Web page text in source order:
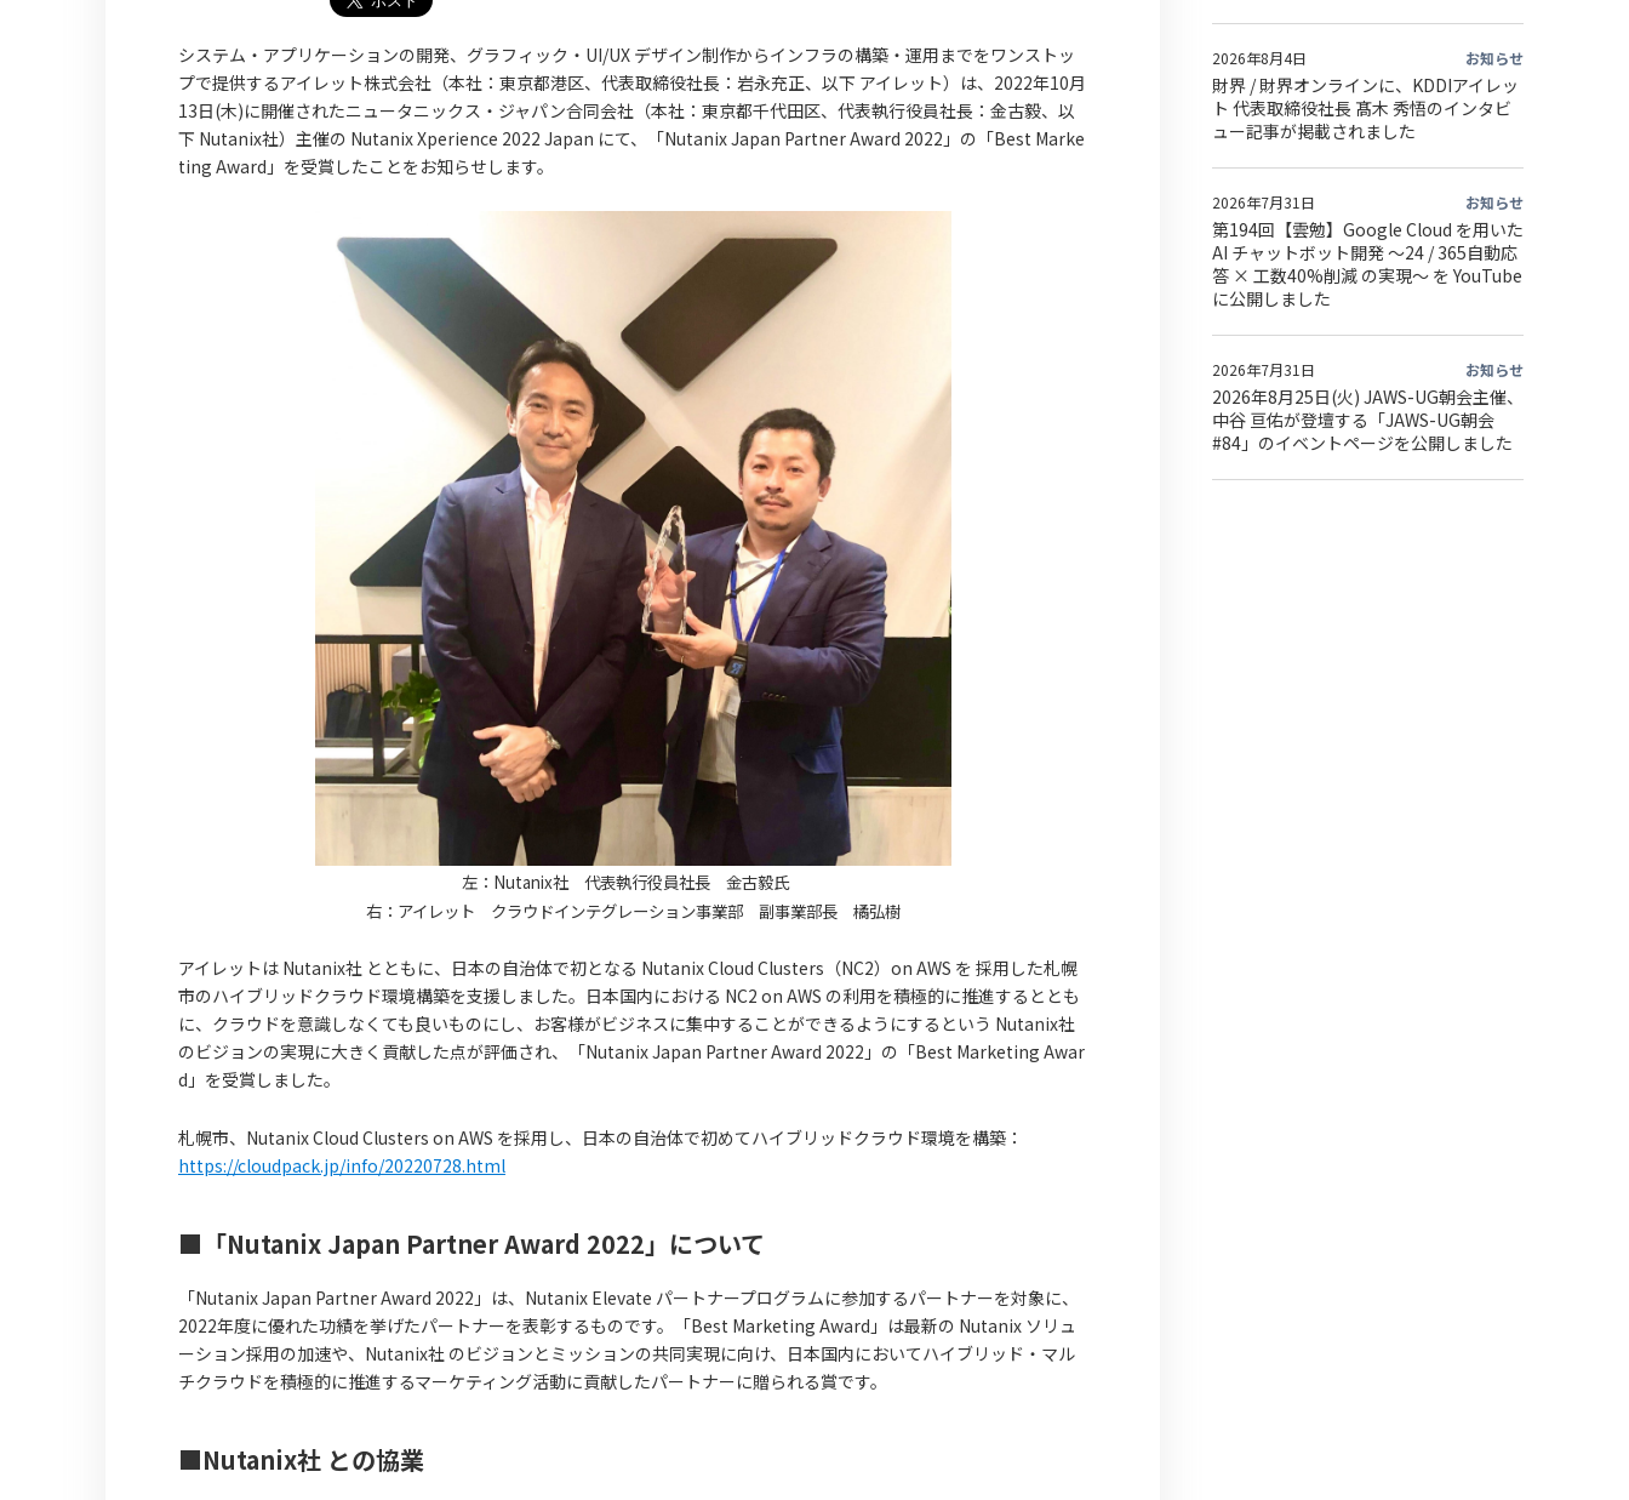
システム・アプリケーションの開発、グラフィック・UI/UX デザイン制作からインフラの構築・運用までをワンストッ
プで提供するアイレット株式会社（本社：東京都港区、代表取締役社長：岩永充正、以下 アイレット）は、2022年10月
13日(木)に開催されたニュータニックス・ジャパン合同会社（本社：東京都千代田区、代表執行役員社長：金古毅、以
下 Nutanix社）主催の Nutanix Xperience 2022 Japan にて、「Nutanix Japan Partner Award 2022」の「Best Marke
ting Award」を受賞したことをお知らせします。
左：Nutanix社 代表執行役員社長 金古毅氏
右：アイレット クラウドインテグレーション事業部 副事業部長 橘弘樹
アイレットは Nutanix社 とともに、日本の自治体で初となる Nutanix Cloud Clusters（NC2）on AWS を 採用した札幌
市のハイブリッドクラウド環境構築を支援しました。日本国内における NC2 on AWS の利用を積極的に推進するととも
に、クラウドを意識しなくても良いものにし、お客様がビジネスに集中することができるようにするという Nutanix社
のビジョンの実現に大きく貢献した点が評価され、「Nutanix Japan Partner Award 2022」の「Best Marketing Awar
d」を受賞しました。
札幌市、Nutanix Cloud Clusters on AWS を採用し、日本の自治体で初めてハイブリッドクラウド環境を構築：
https://cloudpack.jp/info/20220728.html
■「Nutanix Japan Partner Award 2022」について
「Nutanix Japan Partner Award 2022」は、Nutanix Elevate パートナープログラムに参加するパートナーを対象に、
2022年度に優れた功績を挙げたパートナーを表彰するものです。「Best Marketing Award」は最新の Nutanix ソリュ
ーション採用の加速や、Nutanix社 のビジョンとミッションの共同実現に向け、日本国内においてハイブリッド・マル
チクラウドを積極的に推進するマーケティング活動に貢献したパートナーに贈られる賞です。
■Nutanix社 との協業
2026年8月4日 お知らせ
財界 / 財界オンラインに、KDDIアイレッ
ト 代表取締役社長 髙木 秀悟のインタビ
ュー記事が掲載されました
2026年7月31日 お知らせ
第194回【雲勉】Google Cloud を用いた
AI チャットボット開発 〜24 / 365自動応
答 × 工数40%削減 の実現〜 を YouTube
に公開しました
2026年7月31日 お知らせ
2026年8月25日(火) JAWS-UG朝会主催、
中谷 亘佑が登壇する「JAWS-UG朝会
#84」のイベントページを公開しました